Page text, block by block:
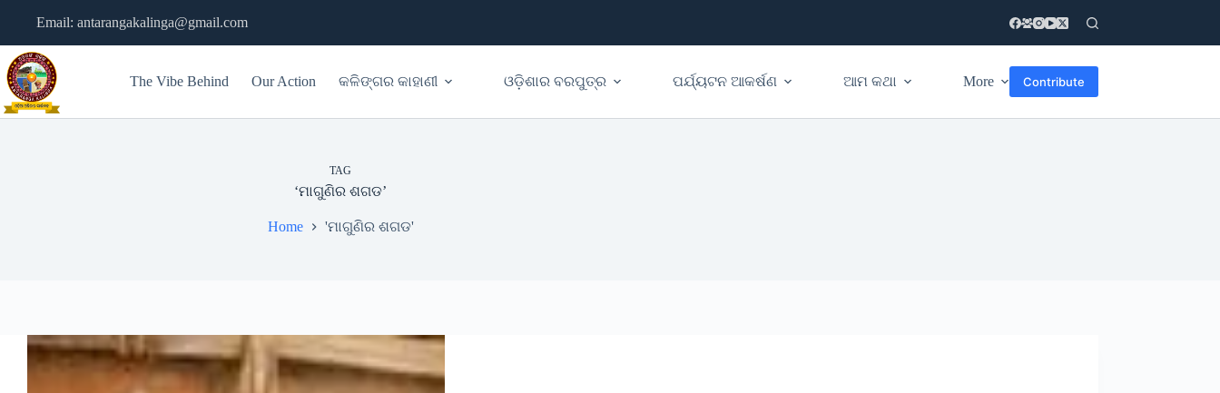
Email: antarangakalinga@gmail.com
The Vibe Behind Our Action କଳିଙ୍ଗର କାହାଣୀ ଓଡ଼ିଶାର ବରପୁତ୍ର ପର୍ଯ୍ୟଟନ ଆକର୍ଷଣ ଆମ କଥା More Contribute
TAG
‘ମାଗୁଣିର ଶଗଡ’
Home 'ମାଗୁଣିର ଶଗଡ'